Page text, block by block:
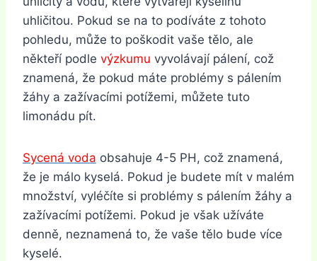
uhličitou. Pokud se na to podíváte z tohoto
pohledu, může to poškodit vaše tělo, ale
někteří podle výzkumu vyvolávají pálení, což
znamená, že pokud máte problémy s pálením
žáhy a zažívacími potížemi, můžete tuto
limonádu pít.
Sycená voda obsahuje 4-5 PH, což znamená,
že je málo kyselá. Pokud je budete mít v malém
množství, vyléčíte si problémy s pálením žáhy a
zažívacími potížemi. Pokud je však užíváte
denně, neznamená to, že vaše tělo bude více
kyselé.